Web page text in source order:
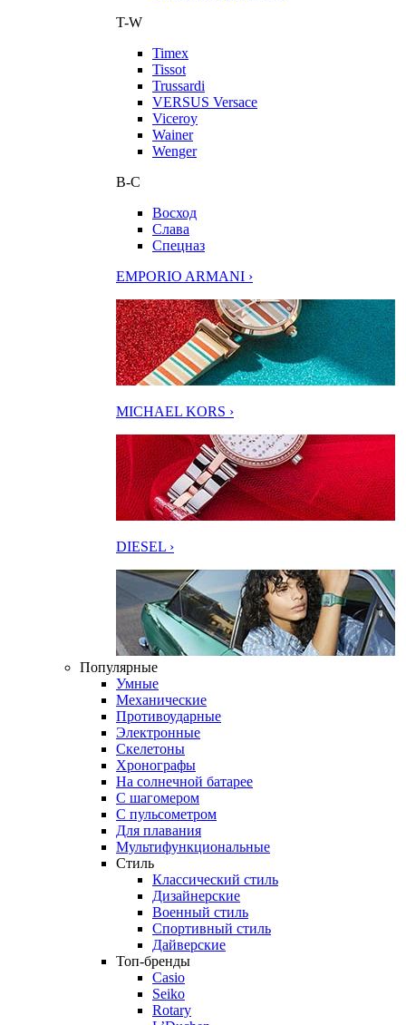
T-W
Timex
Tissot
Trussardi
VERSUS Versace
Viceroy
Wainer
Wenger
В-С
Восход
Слава
Спецназ
EMPORIO ARMANI ›
MICHAEL KORS ›
DIESEL ›
Популярные
Умные
Механические
Противоударные
Электронные
Скелетоны
Хронографы
На солнечной батарее
С шагомером
С пульсометром
Для плавания
Мультифункциональные
Стиль
Классический стиль
Дизайнерские
Военный стиль
Спортивный стиль
Дайверские
Топ-бренды
Casio
Seiko
Rotary